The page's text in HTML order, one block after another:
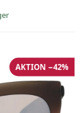
AKTION −42%